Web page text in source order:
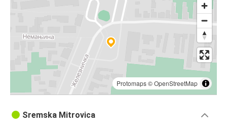
Protomaps©OpenStreetMap
Sremska Mitrovica